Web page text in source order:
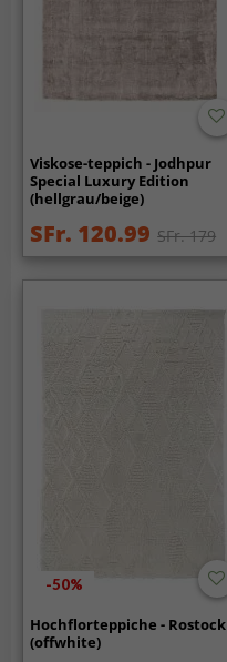
Viskose-teppich - Jodhpur
Special Luxury Edition
(hellgrau/beige)
SFr. 120.99 SFr. 179
-50%
Hochflorteppiche - Rostock
(offwhite)